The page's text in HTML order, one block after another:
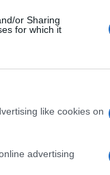
or Sharing
for which it
like cookies on
advertising
TOP